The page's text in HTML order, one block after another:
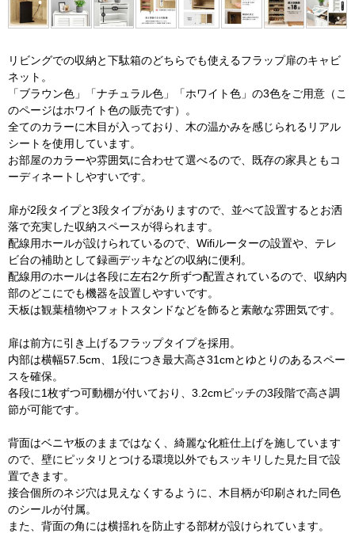
リビングでの収納と下駄箱のどちらでも使えるフラップ扉のキャビ
ネット。
「ブラウン色」「ナチュラル色」「ホワイト色」の3色をご用意（こ
のページはホワイト色の販売です）。
全てのカラーに木目が入っており、木の温かみを感じられるリアル
シートを使用しています。
お部屋のカラーや雰囲気に合わせて選べるので、既存の家具ともコ
ーディネートしやすいです。
扉が2段タイプと3段タイプがありますので、並べて設置するとお洒
落で充実した収納スペースが得られます。
配線用ホールが設けられているので、Wifiルーターの設置や、テレ
ビ台の補助として録画デッキなどの収納に便利。
配線用のホールは各段に左右2ケ所ずつ配置されているので、収納内
部のどこにでも機器を設置しやすいです。
天板は観葉植物やフォトスタンドなどを飾ると素敵な雰囲気です。
扉は前方に引き上げるフラップタイプを採用。
内部は横幅57.5cm、1段につき最大高さ31cmとゆとりのあるスペー
スを確保。
各段に1枚ずつ可動棚が付いており、3.2cmピッチの3段階で高さ調
節が可能です。
背面はベニヤ板のままではなく、綺麗な化粧仕上げを施しています
ので、壁にピッタリとつける環境以外でもスッキリした見た目で設
置できます。
接合個所のネジ穴は見えなくするように、木目柄が印刷された同色
のシールが付属。
また、背面の角には横揺れを防止する部材が設けられています。